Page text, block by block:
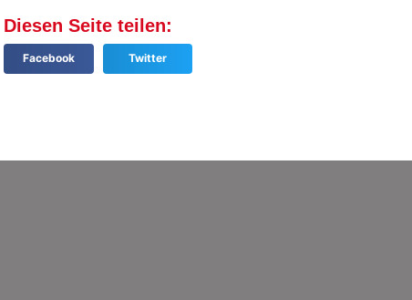
Diesen Seite teilen:
Facebook Twitter